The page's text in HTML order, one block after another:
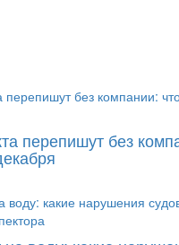
перепишут без
воду: какие
без инспектора